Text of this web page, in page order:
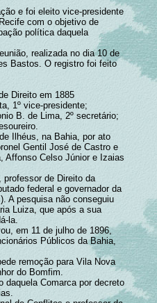
e foi eleito vice-presidente
com o objetivo de
política daquela
realizada no dia 10 de
Bastos. O registro foi feito
Direito em 1885
1º vice-presidente;
B. de Lima, 2º secretário;
Ilhéus, na Bahia, por ato
Gentil José de Castro e
Affonso Celso Júnior e Izaias
professor de Direito da
federal e governador da
A pesquisa não conseguiu
Luiza, que após a sua
la.
em 11 de julho de 1896,
Públicos da Bahia,
remoção para Vila Nova
do Bomfim.
daquela Comarca por decreto